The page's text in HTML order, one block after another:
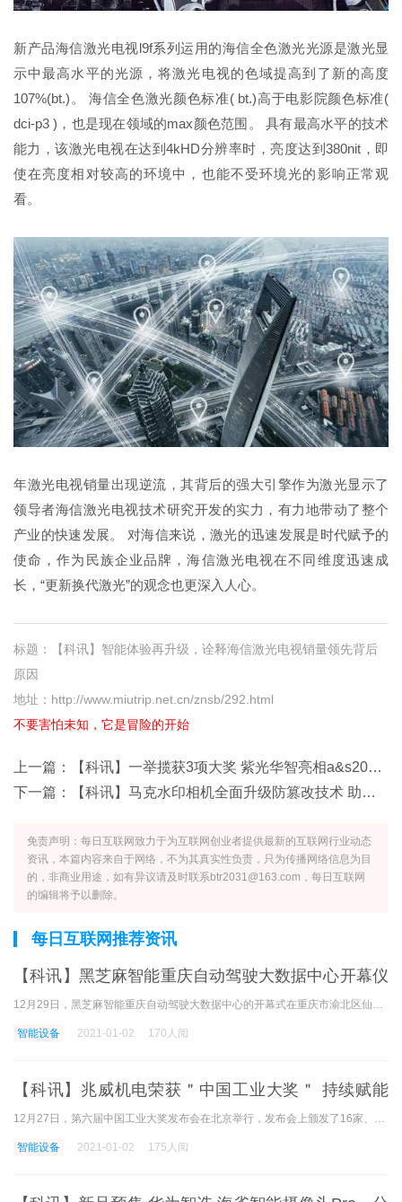
新产品海信激光电视l9f系列运用的海信全色激光光源是激光显
示中最高水平的光源，将激光电视的色域提高到了新的高度
107%(bt.)。 海信全色激光颜色标准( bt.)高于电影院颜色标准(
dci-p3 )，也是现在领域的max颜色范围。 具有最高水平的技术
能力，该激光电视在达到4kHD分辨率时，亮度达到380nit，即
使在亮度相对较高的环境中，也能不受环境光的影响正常观
看。
年激光电视销量出现逆流，其背后的强大引擎作为激光显示了
领导者海信激光电视技术研究开发的实力，有力地带动了整个
产业的快速发展。 对海信来说，激光的迅速发展是时代赋予的
使命，作为民族企业品牌，海信激光电视在不同维度迅速成
长，“更新换代激光”的观念也更深入人心。
标题：【科讯】智能体验再升级，诠释海信激光电视销量领先背后
原因
地址：http://www.miutrip.net.cn/znsb/292.html
不要害怕未知，它是冒险的开始
上一篇：
【科讯】一举揽获3项大奖 紫光华智亮相a&s2020人工智能革新应用峰会
下一篇：
【科讯】马克水印相机全面升级防篡改技术 助力物业痕迹管理智能化
免责声明：每日互联网致力于为互联网创业者提供最新的互联网行业动态
资讯，本篇内容来自于网络，不为其真实性负责，只为传播网络信息为目
的，非商业用途，如有异议请及时联系btr2031@163.com，每日互联网
的编辑将予以删除。
每日互联网推荐资讯
【科讯】黑芝麻智能重庆自动驾驶大数据中心开幕仪
式在渝举行
12月29日，黑芝麻智能重庆自动驾驶大数据中心的开幕式在重庆市渝北区仙桃数据谷举行。 重庆市渝北区委常务委员徐永德、渝北区仙桃数据谷会长汪小平、北极光创投社长杨磊、黑芝
智能设备 2021-01-02 170人阅
【科讯】兆威机电荣获＂中国工业大奖＂ 持续赋能
智能驱动
12月27日，第六届中国工业大奖发布会在北京举行，发布会上颁发了16家、14项中国工业大奖、12家、21项中国工业大奖表彰奖、14家、16项中国工业大奖提名奖。 深圳市兆威机电股份有限
智能设备 2021-01-02 175人阅